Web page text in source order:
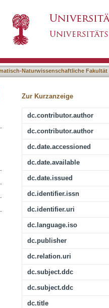
Naturwissenschaftliche Fakultät
Zur Kurzanzeige
dc.contributor.author
dc.contributor.author
dc.date.accessioned
dc.date.available
dc.date.issued
dc.identifier.issn
dc.identifier.uri
dc.language.iso
dc.publisher
dc.relation.uri
dc.subject.ddc
dc.subject.ddc
dc.title